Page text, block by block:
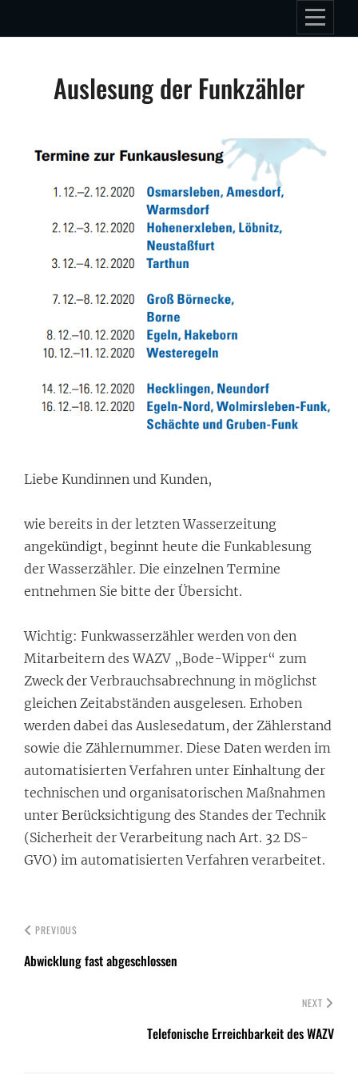
to
Auslesung der Funkzähler
Liebe Kundinnen und Kunden,
wie bereits in der letzten Wasserzeitung
angekündigt, beginnt heute die Funkablesung
der Wasserzähler. Die einzelnen Termine
entnehmen Sie bitte der Übersicht.
Wichtig: Funkwasserzähler werden von den
Mitarbeitern des WAZV „Bode-Wipper“ zum
Zweck der Verbrauchsabrechnung in möglichst
gleichen Zeitabständen ausgelesen. Erhoben
werden dabei das Auslesedatum, der Zählerstand
sowie die Zählernummer. Diese Daten werden im
automatisierten Verfahren unter Einhaltung der
technischen und organisatorischen Maßnahmen
unter Berücksichtigung des Standes der Technik
(Sicherheit der Verarbeitung nach Art. 32 DS-
GVO) im automatisierten Verfahren verarbeitet.
Beitragsnavigation
PREVIOUS
Abwicklung fast abgeschlossen
NEXT
Telefonische Erreichbarkeit des WAZV